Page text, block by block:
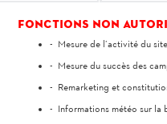
Fonctions non
Mesure de l’activité du site
Mesure du succès des
Remarketing et
Informations météo sur la